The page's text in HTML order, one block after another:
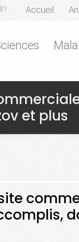
Accueil
et plus